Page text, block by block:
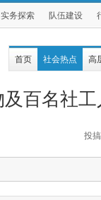
实务探索 队伍建设
首页 社会热点 高
百名社
投搞